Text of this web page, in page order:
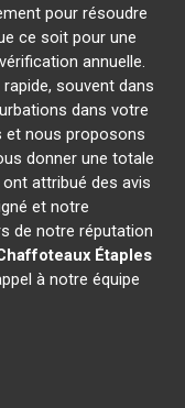
pour résoudre
ce soit pour une
annuelle.
souvent dans
dans votre
nous proposons
donner une totale
attribué des avis
et notre
de notre réputation
Étaples
à notre équipe